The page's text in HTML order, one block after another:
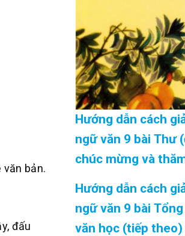
bản.
đấu
Hướng dẫn cách
ngữ văn 9 bài Thư
chúc mừng và
08/2026
Hướng dẫn cách
ngữ văn 9 bài
văn học (tiếp theo)